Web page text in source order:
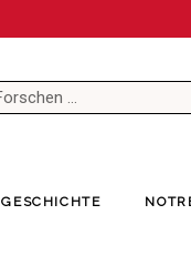
GESCHICHTE